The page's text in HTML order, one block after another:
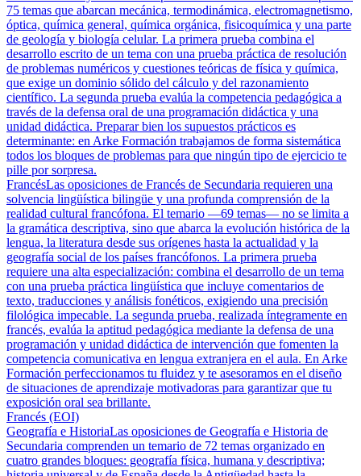
75 temas que abarcan mecánica, termodinámica, electromagnetismo,
óptica, química general, química orgánica, fisicoquímica y una parte
de geología y biología celular. La primera prueba combina el
desarrollo escrito de un tema con una prueba práctica de resolución
de problemas numéricos y cuestiones teóricas de física y química,
que exige un dominio sólido del cálculo y del razonamiento
científico. La segunda prueba evalúa la competencia pedagógica a
través de la defensa oral de una programación didáctica y una
unidad didáctica. Preparar bien los supuestos prácticos es
determinante: en Arke Formación trabajamos de forma sistemática
todos los bloques de problemas para que ningún tipo de ejercicio te
pille por sorpresa.
FrancésLas oposiciones de Francés de Secundaria requieren una
solvencia lingüística bilingüe y una profunda comprensión de la
realidad cultural francófona. El temario —69 temas— no se limita a
la gramática descriptiva, sino que abarca la evolución histórica de la
lengua, la literatura desde sus orígenes hasta la actualidad y la
geografía social de los países francófonos. La primera prueba
requiere una alta especialización: combina el desarrollo de un tema
con una prueba práctica lingüística que incluye comentarios de
texto, traducciones y análisis fonéticos, exigiendo una precisión
filológica impecable. La segunda prueba, realizada íntegramente en
francés, evalúa la aptitud pedagógica mediante la defensa de una
programación y unidad didáctica de intervención que fomenten la
competencia comunicativa en lengua extranjera en el aula. En Arke
Formación perfeccionamos tu fluidez y te asesoramos en el diseño
de situaciones de aprendizaje motivadoras para garantizar que tu
exposición oral sea brillante.
Francés (EOI)
Geografía e HistoriaLas oposiciones de Geografía e Historia de
Secundaria comprenden un temario de 72 temas organizado en
cuatro grandes bloques: geografía física, humana y descriptiva;